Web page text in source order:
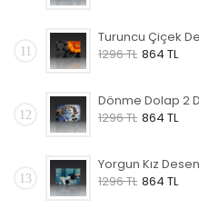
11
1296 TL 864 TL
12
1296 TL 864 TL
13
1296 TL 864 TL